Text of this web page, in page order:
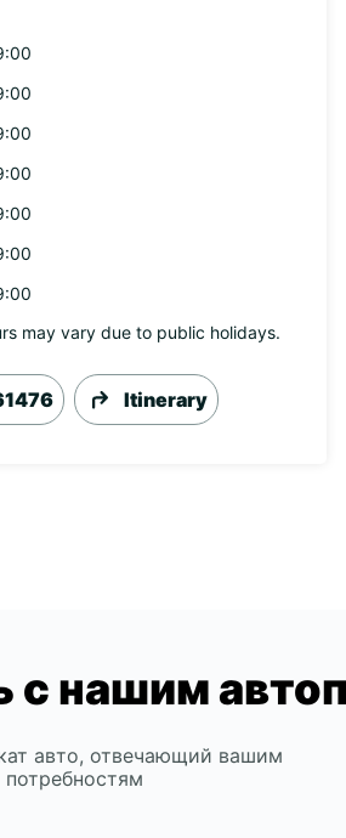
may vary due to public holidays.
Itinerary
с нашим
авто, отвечающий вашим
потребностям